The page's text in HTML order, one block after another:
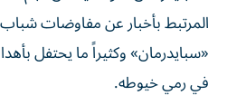
المرتبط بأخبار عن مفاوضات
«سبايدرمان» وكثيراً ما يحتفل
في رمي خيوطه.